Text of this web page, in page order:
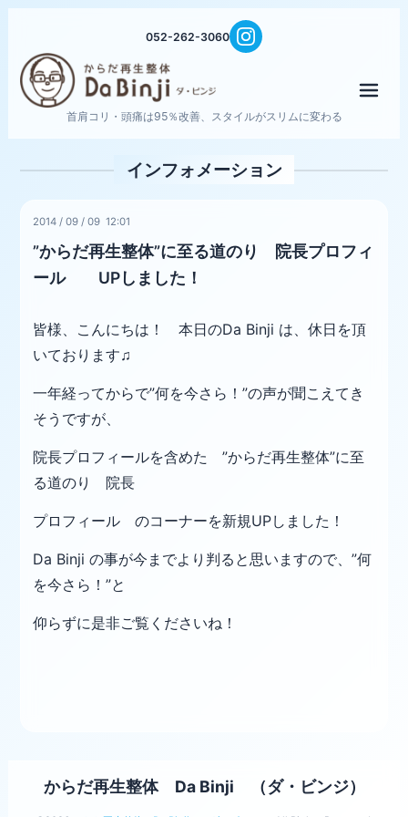
052-262-3060
首肩コリ・頭痛は95％改善、スタイルがスリムに変わる
インフォメーション
2014 /09 /09 12:01
”からだ再生整体”に至る道のり 院長プロフィ
ール UPしました！
皆様、こんにちは！ 本日のDa Binji は、休日を頂
いております♫
一年経ってからで”何を今さら！”の声が聞こえてき
そうですが、
院長プロフィ ールを含めた
”からだ再生整体”に至
る道のり 院長
プロフィール のコーナーを新規UPしました！
Da Binji の事が今までより判ると思いますので、”何
を今さら！”と
仰らずに是非ご覧くださいね！
からだ再生整体 Da Binji （ダ・ビンジ）